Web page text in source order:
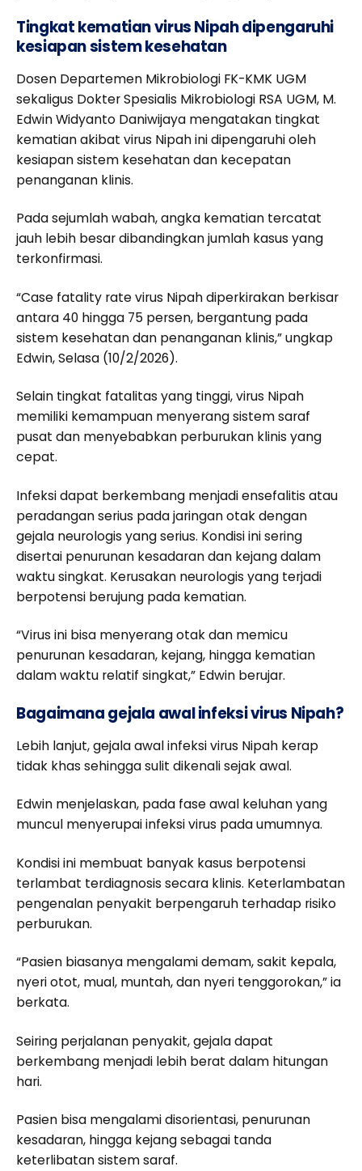
Tingkat kematian virus Nipah dipengaruhi
kesiapan sistem kesehatan
Dosen Departemen Mikrobiologi FK-KMK UGM
sekaligus Dokter Spesialis Mikrobiologi RSA UGM, M.
Edwin Widyanto Daniwijaya mengatakan tingkat
kematian akibat virus Nipah ini dipengaruhi oleh
kesiapan sistem kesehatan dan kecepatan
penanganan klinis.
Pada sejumlah wabah, angka kematian tercatat
jauh lebih besar dibandingkan jumlah kasus yang
terkonfirmasi.
“Case fatality rate virus Nipah diperkirakan berkisar
antara 40 hingga 75 persen, bergantung pada
sistem kesehatan dan penanganan klinis,” ungkap
Edwin, Selasa (10/2/2026).
Selain tingkat fatalitas yang tinggi, virus Nipah
memiliki kemampuan menyerang sistem saraf
pusat dan menyebabkan perburukan klinis yang
cepat.
Infeksi dapat berkembang menjadi ensefalitis atau
peradangan serius pada jaringan otak dengan
gejala neurologis yang serius. Kondisi ini sering
disertai penurunan kesadaran dan kejang dalam
waktu singkat. Kerusakan neurologis yang terjadi
berpotensi berujung pada kematian.
“Virus ini bisa menyerang otak dan memicu
penurunan kesadaran, kejang, hingga kematian
dalam waktu relatif singkat,” Edwin berujar.
Bagaimana gejala awal infeksi virus Nipah?
Lebih lanjut, gejala awal infeksi virus Nipah kerap
tidak khas sehingga sulit dikenali sejak awal.
Edwin menjelaskan, pada fase awal keluhan yang
muncul menyerupai infeksi virus pada umumnya.
Kondisi ini membuat banyak kasus berpotensi
terlambat terdiagnosis secara klinis. Keterlambatan
pengenalan penyakit berpengaruh terhadap risiko
perburukan.
“Pasien biasanya mengalami demam, sakit kepala,
nyeri otot, mual, muntah, dan nyeri tenggorokan,” ia
berkata.
Seiring perjalanan penyakit, gejala dapat
berkembang menjadi lebih berat dalam hitungan
hari.
Pasien bisa mengalami disorientasi, penurunan
kesadaran, hingga kejang sebagai tanda
keterlibatan sistem saraf.